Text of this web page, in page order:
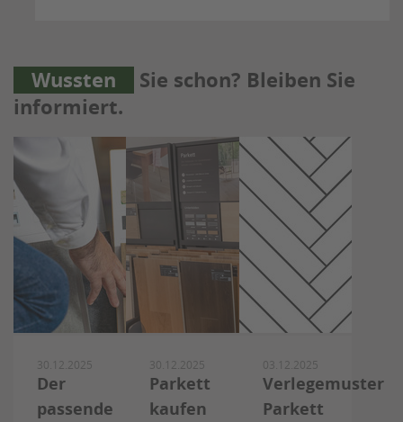
Wussten
Sie schon? Bleiben Sie
informiert.
30.12.2025
Der
passende
30.12.2025
Parkett
kaufen
03.12.2025
Verlegemuster
Parkett